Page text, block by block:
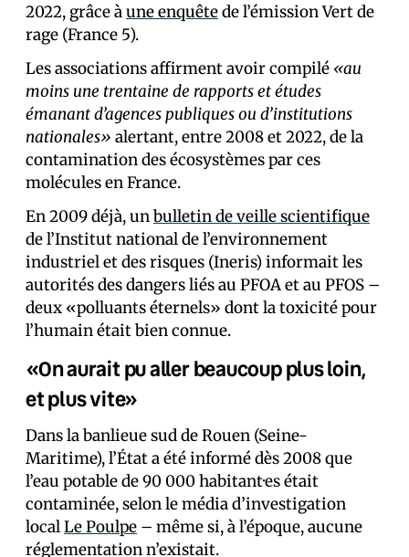
2022, grâce àune enquêtede l’émission Vert de
rage (France 5).
Les associations affirment avoir compilé «au
moins une trentaine de rapports et études
émanant d’agences publiques ou d’institutions
nationales» alertant, entre 2008 et 2022, de la
contamination des écosystèmes par ces
molécules en France.
En 2009 déjà, unbulletin de veille scientifique
de l’Institut national de l’environnement
industriel et des risques (Ineris) informait les
autorités des dangers liés au PFOA et au PFOS –
deux «polluants éternels» dont la toxicité pour
l’humain était bien connue.
«On aurait pu aller beaucoup plus loin,
et plus vite»
Dans la banlieue sud de Rouen (Seine-
Maritime), l’État a été informé dès 2008 que
l’eau potable de 90 000 habitant·es était
contaminée, selon le média d’investigation
localLe Poulpe – même si, à l’époque, aucune
réglementation n’existait.